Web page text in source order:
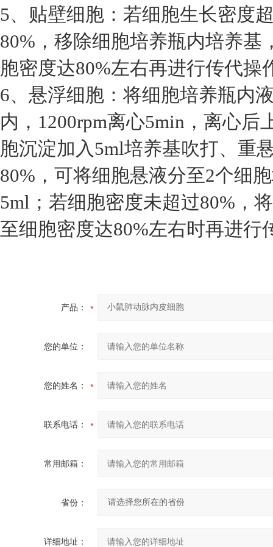
5、贴壁细胞：若细胞生长密度
80%，移除细胞培养瓶内培养
胞密度达80%左右再进行传代操
6、悬浮细胞：将细胞培养瓶内
内，1200rpm离心5min，离心
胞沉淀加入5ml培养基吹打、重
80%，可将细胞悬液分至2个细
5ml；若细胞密度未超过80%，
至细胞密度达80%左右时再进行
产品：
您的单位：
您的姓名：
联系电话：
常用邮箱：
省份：
详细地址：